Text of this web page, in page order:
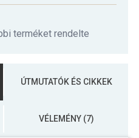
terméket rendelte
ÚTMUTATÓK ÉS CIKKEK
VÉLEMÉNY (7)